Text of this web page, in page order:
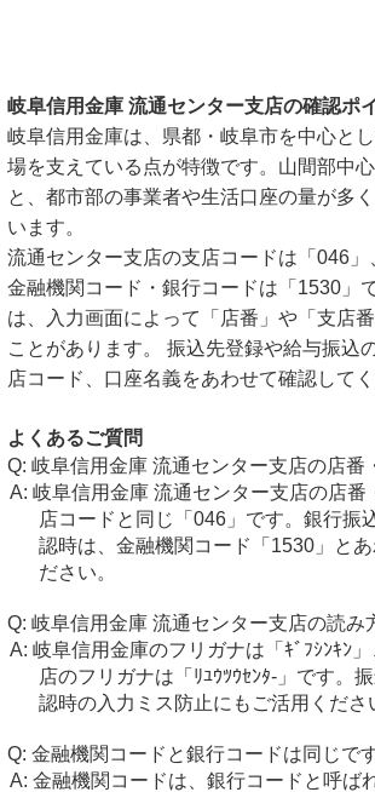
岐阜信用金庫 流通センター支店の確認ポ
岐阜信用金庫は、県都・岐阜市を中心と
場を支えている点が特徴です。山間部中
と、都市部の事業者や生活口座の量が多
います。
流通センター支店の支店コードは「046
金融機関コード・銀行コードは「1530」
は、入力画面によって「店番」や「支店
ことがあります。 振込先登録や給与振込
店コード、口座名義をあわせて確認してく
よくあるご質問
岐阜信用金庫 流通センター支店の店番
岐阜信用金庫 流通センター支店の店番
店コードと同じ「046」です。銀行振
認時は、金融機関コード「1530」とあ
ださい。
岐阜信用金庫 流通センター支店の読み
岐阜信用金庫のフリガナは「ｷﾞﾌｼﾝｷﾝ
店のフリガナは「ﾘﾕｳﾂｳｾﾝﾀ-」です。
認時の入力ミス防止にもご活用くださ
金融機関コードと銀行コードは同じで
金融機関コードは、銀行コードと呼ば